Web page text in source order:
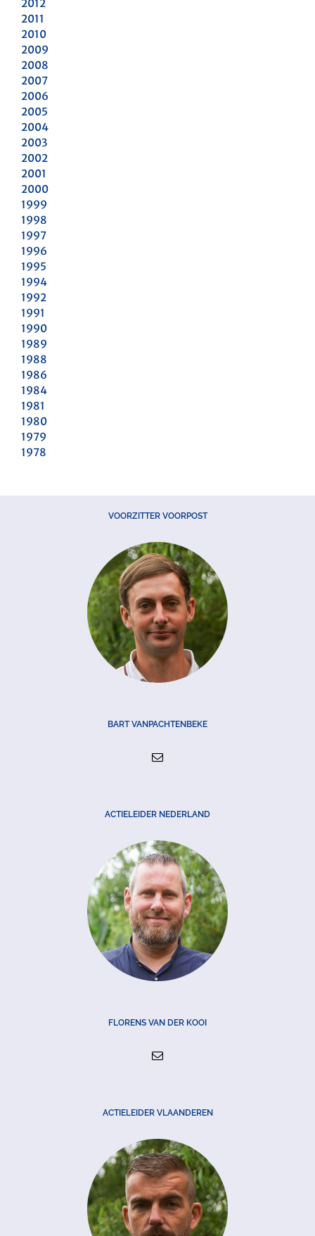
2012
2011
2010
2009
2008
2007
2006
2005
2004
2003
2002
2001
2000
1999
1998
1997
1996
1995
1994
1992
1991
1990
1989
1988
1986
1984
1981
1980
1979
1978
VOORZITTER VOORPOST
BART VANPACHTENBEKE
ACTIELEIDER NEDERLAND
FLORENS VAN DER KOOI
ACTIELEIDER VLAANDEREN